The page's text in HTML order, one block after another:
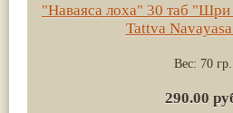
"Наваяса лоха" 30 таб
Tattva
Вес: 70 гр.
290.00